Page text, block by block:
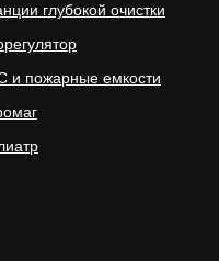
глубокой очистки
и пожарные емкости